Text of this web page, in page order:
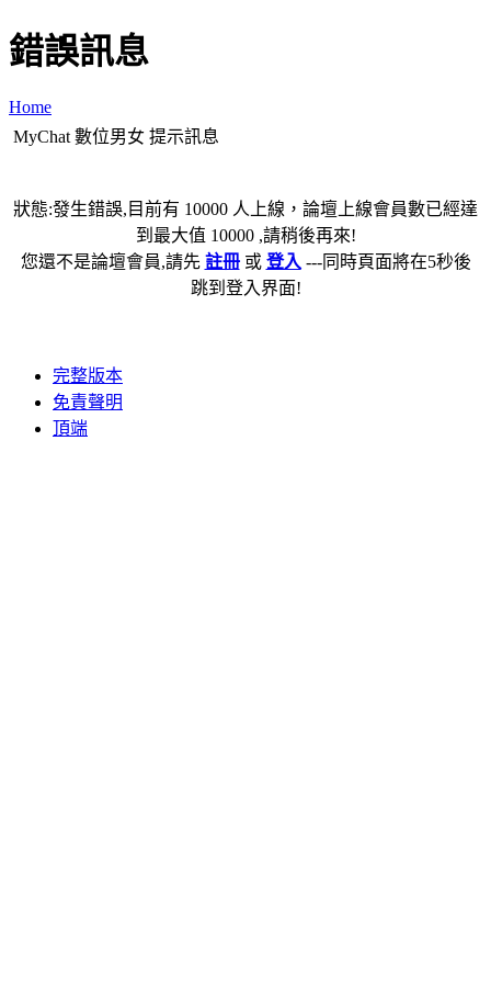
錯誤訊息
Home
MyChat 數位男女 提示訊息
狀態:發生錯誤,目前有 10000 人上線，論壇上線會員數已經達
到最大值 10000 ,請稍後再來!
您還不是論壇會員,請先 註冊或 登入 ---同時頁面將在5秒後
跳到登入界面!
完整版本
免責聲明
頂端